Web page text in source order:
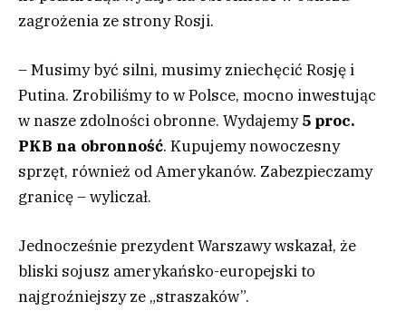
zagrożenia ze strony Rosji.
– Musimy być silni, musimy zniechęcić Rosję i
Putina. Zrobiliśmy to w Polsce, mocno inwestując
w nasze zdolności obronne. Wydajemy5 proc.
PKB na obronność. Kupujemy nowoczesny
sprzęt, również od Amerykanów. Zabezpieczamy
granicę – wyliczał.
Jednocześnie prezydent Warszawy wskazał, że
bliski sojusz amerykańsko-europejski to
najgroźniejszy ze „straszaków”.